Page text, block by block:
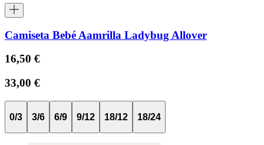
Camiseta Bebé Aamrilla Ladybug Allover
16,50 €
33,00 €
0/3 3/6 6/9 9/12 18/12 18/24